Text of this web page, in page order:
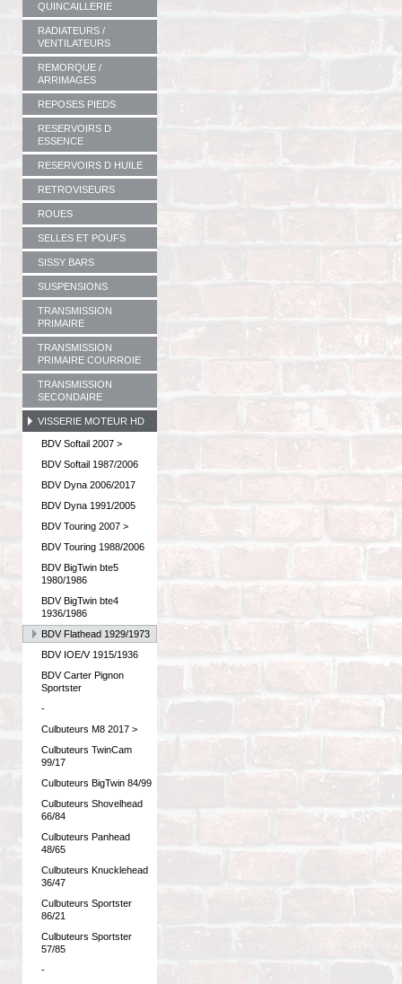
QUINCAILLERIE
RADIATEURS /
VENTILATEURS
REMORQUE /
ARRIMAGES
REPOSES PIEDS
RESERVOIRS D
ESSENCE
RESERVOIRS D HUILE
RETROVISEURS
ROUES
SELLES ET POUFS
SISSY BARS
SUSPENSIONS
TRANSMISSION
PRIMAIRE
TRANSMISSION
PRIMAIRE COURROIE
TRANSMISSION
SECONDAIRE
VISSERIE MOTEUR HD
BDV Softail 2007 >
BDV Softail 1987/2006
BDV Dyna 2006/2017
BDV Dyna 1991/2005
BDV Touring 2007 >
BDV Touring 1988/2006
BDV BigTwin bte5
1980/1986
BDV BigTwin bte4
1936/1986
BDV Flathead 1929/1973
BDV IOE/V 1915/1936
BDV Carter Pignon
Sportster
-
Culbuteurs M8 2017 >
Culbuteurs TwinCam
99/17
Culbuteurs BigTwin 84/99
Culbuteurs Shovelhead
66/84
Culbuteurs Panhead
48/65
Culbuteurs Knucklehead
36/47
Culbuteurs Sportster
86/21
Culbuteurs Sportster
57/85
-